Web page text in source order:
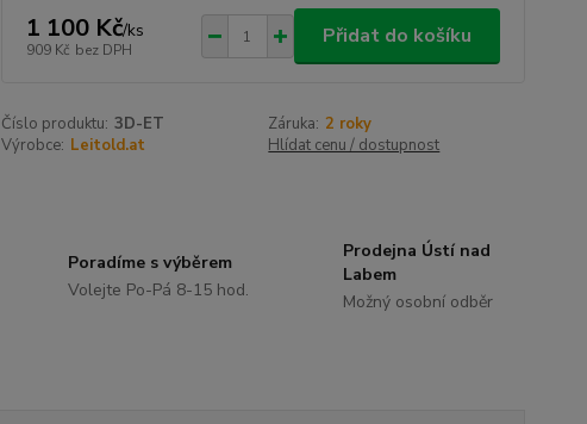
1 100 Kč/ks
909 Kč bez DPH
Přidat do košíku
Číslo produktu: 3D-ET Záruka: 2 roky
Výrobce: Leitold.at Hlídat cenu / dostupnost
Poradíme s výběrem
Volejte Po-Pá 8-15 hod.
Prodejna Ústí nad
Labem
Možný osobní odběr